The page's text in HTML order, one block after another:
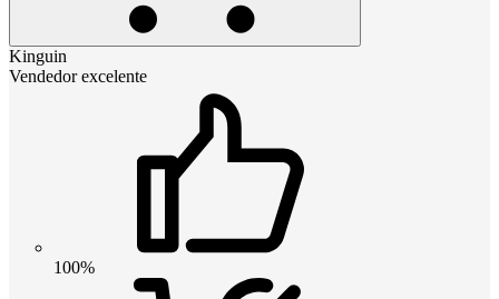
Kinguin
Vendedor excelente
100%